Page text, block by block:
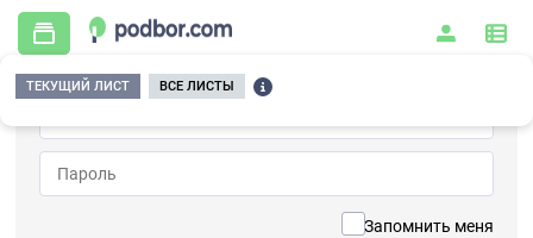
Запомнить меня
ТЕКУЩИЙ ЛИСТ ВСЕ ЛИСТЫ
Главная / Контрольно-измерительные приборы и автоматика / Датчики /
Виброускорения / 1A202TM-20(T)